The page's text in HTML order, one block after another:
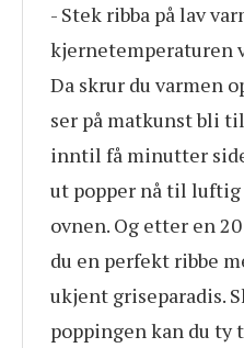
- Stek ribba på lav
kjernetemperaturen
Da skrur du varmen
ser på matkunst bli
inntil få minutter
ut popper nå til luftig
ovnen. Og etter en
du en perfekt ribbe
ukjent griseparadis.
poppingen kan du